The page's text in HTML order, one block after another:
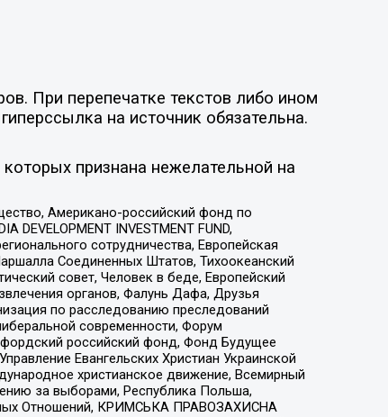
При перепечатке текстов либо ином
на источник обязательна.
признана нежелательной на
Американо-российский фонд по
INVESTMENT FUND,
сотрудничества, Европейская
Соединенных Штатов, Тихоокеанский
совет, Человек в беде, Европейский
органов, Фалунь Дафа, Друзья
по расследованию преследований
современности, Форум
российский фонд, Фонд Будущее
Евангельских Христиан Украинской
христианское движение, Всемирный
за выборами, Республика Польша,
Отношений, КРИМСЬКА ПРАВОЗАХИСНА